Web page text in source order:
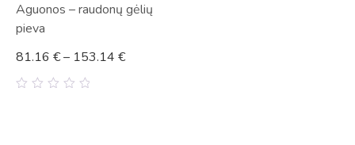
Aguonos – raudonų gėlių
pieva
81.16 €– 153.14 €